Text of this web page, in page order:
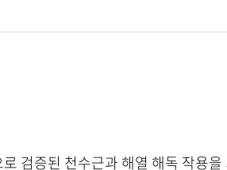
검증된 천수근과 해열 해독 작용